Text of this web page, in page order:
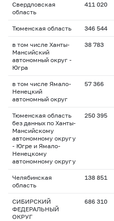
Свердловская
область
411 020
Тюменская область 346 544
в том числе Ханты-
Мансийский
автономный округ -
Югра
38 783
в том числе Ямало-
Ненецкий
автономный округ
57 366
Тюменская область
без данных по Ханты-
Мансийскому
автономному округу
- Югре и Ямало-
Ненецкому
автономному округу
250 395
Челябинская
область
138 851
СИБИРСКИЙ
ФЕДЕРАЛЬНЫЙ
ОКРУГ
686 310